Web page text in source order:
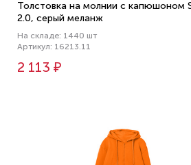
Толстовка на молнии с капюшоном
2.0, серый меланж
На складе: 1440 шт
Артикул: 16213.11
2 113 ₽